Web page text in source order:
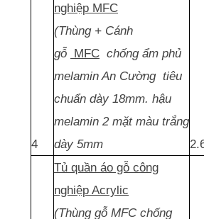
4
nghiệp MFC
(Thùng + Cánh
gỗ MFC chống ẩm phủ
melamin An Cường tiêu
chuẩn dày 18mm. hậu
melamin 2 mặt màu trắng
dày 5mm
Tủ quần áo gỗ công
nghiệp Acrylic
(Thùng gỗ MFC chống